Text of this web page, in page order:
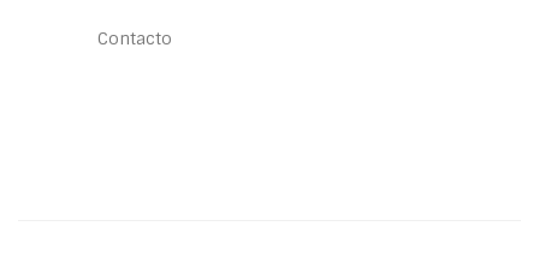
Contacto